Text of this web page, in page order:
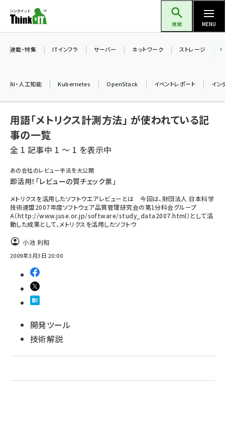
ン
ツ
検索 MENU
加藤銘のチーム貢献～仲間と築いた勝利の絆～ (2352)
iot女子会 (2305)
北海道をのんびり旅する晴山佳須夫のヒント集！ (2072)
drupal (1984)
genai (1506)
abc123 (1382)
ai crunch (1375)
連載・特集 ITインフラ サーバー ネットワーク ストレージ
AI・人工知能 Kubernetes OpenStack イベントレポート イン
用語「メトリクス計測方法」 が使われている記
事の一覧
全 1 記事中 1 ～ 1 を表示中
あの会社のレビュー手法を大公開
即活用！「レビューの質チェック票」
メトリクスを活用したソフトウエアレビューとは 今回は、財団法人 日本科学
技術連盟2007年度ソフトウェア品質管理研究会の第1分科会グループ
A（http://www.juse.or.jp/software/study_data2007.html）として活
動した成果として、メトリクスを活用したソフトウ
小池 利和
2009年3月3日 20:00
開発ツール
技術解説